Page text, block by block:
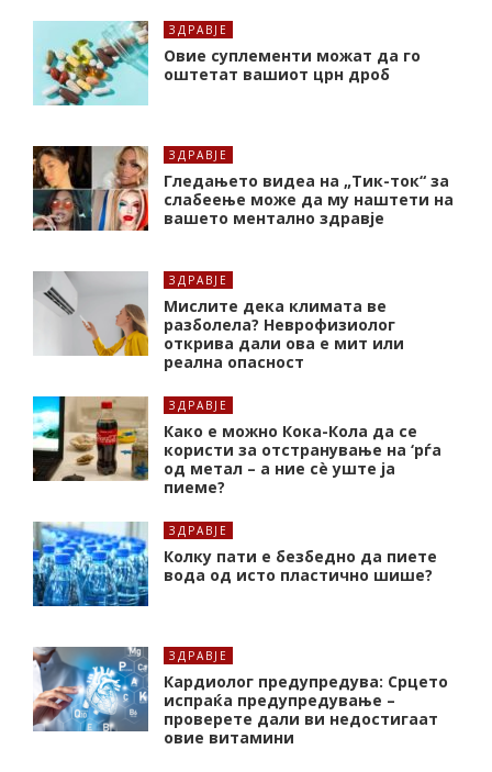
ЗДРАВЈЕ
Oвие суплементи можат да го
оштетат вашиот црн дроб
ЗДРАВЈЕ
Гледањето видеа на „Тик-ток“ за
слабеење може да му наштети на
вашето ментално здравје
ЗДРАВЈЕ
Мислите дека климата ве
разболела? Неврофизиолог
открива дали ова е мит или
реална опасност
ЗДРАВЈЕ
Како е можно Кока-Кола да се
користи за отстранување на ‘рѓа
од метал – а ние сè уште ја
пиеме?
ЗДРАВЈЕ
Колку пати е безбедно да пиете
вода од исто пластично шише?
ЗДРАВЈЕ
Кардиолог предупредува: Срцето
испраќа предупредување –
проверете дали ви недостигаат
овие витамини